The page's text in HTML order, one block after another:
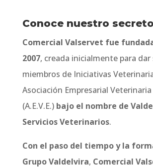
Conoce nuestro secreto
Comercial Valservet fue
2007, creada inicialmente para dar
miembros de Iniciativas
Asociación Empresarial Veterinaria
(A.E.V.E.) bajo el nombre de
Servicios Veterinarios.
Con el paso del tiempo y la
Grupo Valdelvira, Comercial